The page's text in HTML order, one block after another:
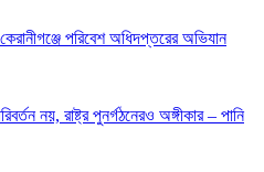
পরিবেশ অধিদপ্তরের অভিযান
নয়, রাষ্ট্র পুনর্গঠনেরও অঙ্গীকার – পানি